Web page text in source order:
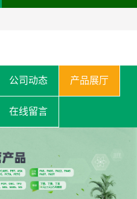
公司动态 产品展厅
在线留言